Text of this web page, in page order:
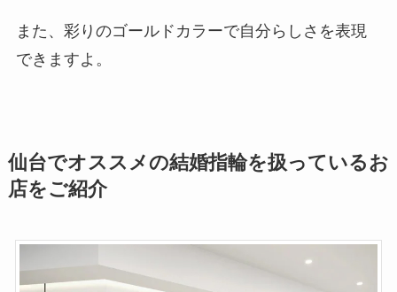
また、彩りのゴールドカラーで自分らしさを表現
できますよ。
仙台でオススメの結婚指輪を扱っているお
店をご紹介